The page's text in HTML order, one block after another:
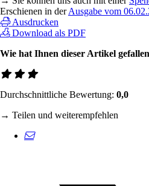
Erschienen in derAusgabe vom
Ausdrucken
Download als PDF
Wie hat Ihnen dieser Artikel
Durchschnittliche Bewertung: 0,0
→ Teilen und weiterempfehlen